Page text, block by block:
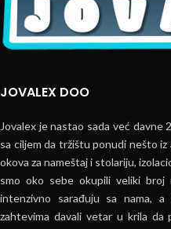
JOVALEX DOO
Jovalex je nastao sada već davne
sa ciljem da tržištu ponudi nešto
okova za nameštaj i stolariju,
smo oko sebe okupili veliki
intenzivno sarađuju sa nama,
zahtevima davali vetar u krila da